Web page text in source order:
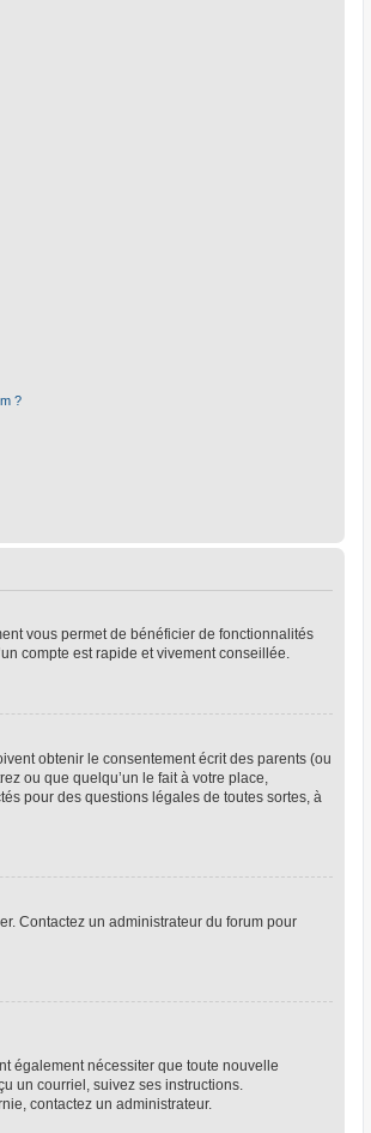
?
vous permet de bénéficier de fonctionnalités
compte est rapide et vivement conseillée.
obtenir le consentement écrit des parents (ou
ou que quelqu’un le fait à votre place,
pour des questions légales de toutes sortes, à
Contactez un administrateur du forum pour
également nécessiter que toute nouvelle
un courriel, suivez ses instructions.
contactez un administrateur.